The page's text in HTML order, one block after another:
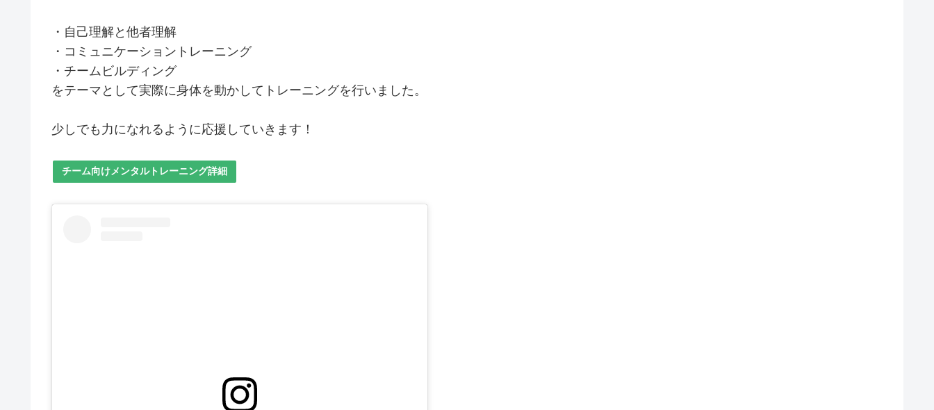
・自己理解と他者理解
・コミュニケーショントレーニング
・チームビルディング
をテーマとして実際に身体を動かしてトレーニングを行いました。
少しでも力になれるように応援していきます！
チーム向けメンタルトレーニング詳細